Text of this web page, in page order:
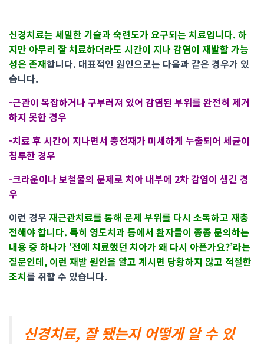
신경치료는 세밀한 기술과 숙련도가 요구되는 치료입니다. 하
지만 아무리 잘 치료하더라도 시간이 지나 감염이 재발할 가능
성은 존재합니다. 대표적인 원인으로는 다음과 같은 경우가 있
습니다.
-근관이 복잡하거나 구부러져 있어 감염된 부위를 완전히 제거
하지 못한 경우
-치료 후 시간이 지나면서 충전재가 미세하게 누출되어 세균이
침투한 경우
-크라운이나 보철물의 문제로 치아 내부에 2차 감염이 생긴 경
우
이런 경우 재근관치료를 통해 문제 부위를 다시 소독하고 재충
전해야 합니다. 특히 영도치과 등에서 환자들이 종종 문의하는
내용 중 하나가 ‘전에 치료했던 치아가 왜 다시 아픈가요?’라는
질문인데, 이런 재발 원인을 알고 계시면 당황하지 않고 적절한
조치를 취할 수 있습니다.
신경치료, 잘 됐는지 어떻게 알 수 있